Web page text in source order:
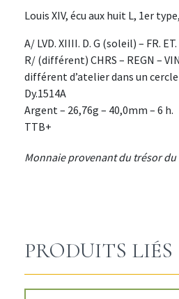
Louis XIV, écu aux huit L, 1er
A/ LVD. XIIII. D. G (soleil) – FR.
R/ (différent) CHRS – REGN –
différent d’atelier dans un
Dy.1514A
Argent – 26,76g – 40,0mm – 6 h.
TTB+
Monnaie provenant du trésor du
PRODUITS LIÉS